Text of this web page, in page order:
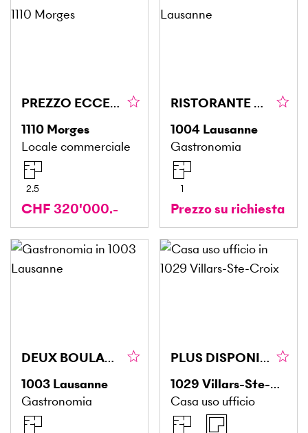
PREZZO ECCEZIONALE CON GRANDE POTENZIALE
1110 Morges
Locale commerciale
2.5
CHF 320'000.-
RISTORANTE AD ALTA ATTIVITÀ DA CONSEGNARE
1004 Lausanne
Gastronomia
1
Prezzo su richiesta
DEUX BOULANGERIES / SOCIÉTÉ AVEC BON C.A.
1003 Lausanne
Gastronomia
PLUS DISPONIBLE
1029 Villars-Ste-Croix
Casa uso ufficio